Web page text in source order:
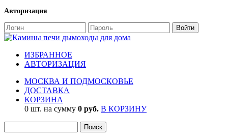
Авторизация
ИЗБРАННОЕ
АВТОРИЗАЦИЯ
МОСКВА И ПОДМОСКОВЬЕ
ДОСТАВКА
КОРЗИНА
0 шт. на сумму 0 руб. В КОРЗИНУ